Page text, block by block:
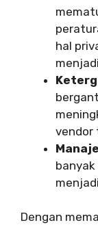
hal
vendor
Dengan